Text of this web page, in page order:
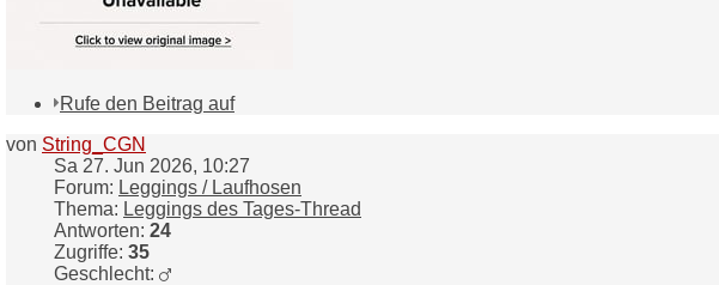
Rufe den Beitrag auf
von String_CGN
Sa 27. Jun 2026, 10:27
Forum: Leggings / Laufhosen
Thema: Leggings des Tages-Thread
Antworten: 24
Zugriffe: 35
Geschlecht: